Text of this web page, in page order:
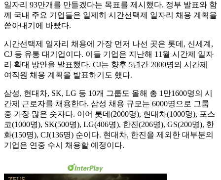
일자리 93만개를 만들겠다는 목표를 제시했다. 정부 발표와 함
께 국내 주요 기업들은 일제히 시간선택제 일자리 채용 계획을
쏟아내기에 바빴다.
시간선택제 일자리 채용에 가장 먼저 나선 곳은 롯데, 신세계,
CJ 등 유통 대기업이다. 이들 기업은 지난해 11월 시간제 일자
리 확대 방안을 발표했다. CJ는 향후 5년간 2000명의 시간제
여직원 채용 계획을 발표하기도 했다.
삼성, 현대차, SK, LG 등 10개 그룹도 올해 총 1만1600명의 시
간제 근로자를 채용한다. 삼성 채용 규모는 6000명으로 그룹
중 가장 많은 숫자다. 이어 롯데(2000명), 현대차(1000명), 포스
코(1000명), SK(500명), LG(406명), 한진(206명), GS(200명), 한
화(150명), CJ(136명) 순이다. 현대차, 한진을 제외한 대부분의
기업은 연중 수시 채용할 예정이다.